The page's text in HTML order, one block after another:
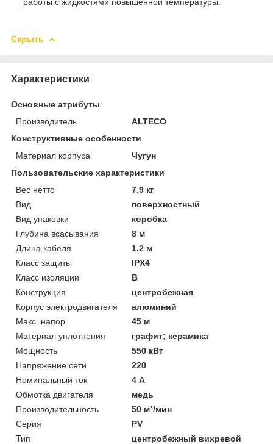
Скрыть
Характеристики
Основные атрибуты
Производитель
ALTECO
Конструктивные особенности
Материал корпуса
Чугун
Пользовательские характеристики
Вес нетто
7.9 кг
Вид
поверхностный
Вид упаковки
коробка
Глубина всасывания
8 м
Длина кабеля
1.2 м
Класс защиты
IPX4
Класс изоляции
B
Конструкция
центробежная
Корпус электродвигателя
алюминий
Макс. напор
45 м
Материал уплотнения
графит; керамика
Мощность
550 кВт
Напряжение сети
220
Номинальный ток
4 А
Обмотка двигателя
медь
Производительность
50 м³/мин
Серия
PV
Тип
центробежный вихревой